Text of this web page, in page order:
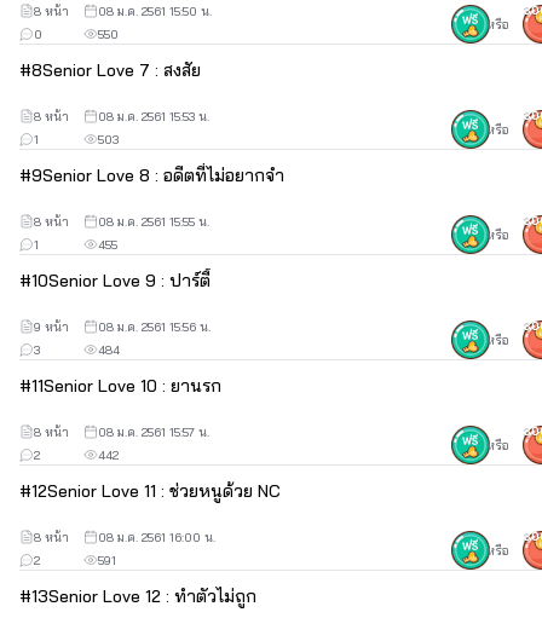
นี่คือคำที่ทุกคนชอบพูดกับหนูแต่กับผู้ชายที่หนูตกหลุมรักตั้งแต่แรกพบ
อย่างรุ่นพี่เขากลับเย็นชาใส่ฉัน แถมยังไล่ฉันให้ไปไกลๆแต่มีเหรอที่คน
อย่างจีเมลล์จะยอม ตื้อเท่านั้นแหละที่จะครองโลก คริๆ"
"ฝันไปเถอะ หึ"
จากเรื่องก่อนๆนะค่ะ
550
0
8 หน้า
08 ม.ค. 2561 15:50 น.
หรือ
#8Senior Love 7 : สงสัย
503
1
8 หน้า
08 ม.ค. 2561 15:53 น.
หรือ
#9Senior Love 8 : อดีตที่ไม่อยากจำ
455
1
8 หน้า
08 ม.ค. 2561 15:55 น.
หรือ
#10Senior Love 9 : ปาร์ตี้
484
3
9 หน้า
08 ม.ค. 2561 15:56 น.
หรือ
#11Senior Love 10 : ยานรก
442
2
8 หน้า
08 ม.ค. 2561 15:57 น.
หรือ
#12Senior Love 11 : ช่วยหนูด้วย NC
591
2
8 หน้า
08 ม.ค. 2561 16:00 น.
หรือ
#13Senior Love 12 : ทำตัวไม่ถูก